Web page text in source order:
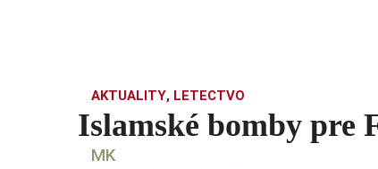
AKTUALITY, LETECTVO
Islamské bomby pre
MK